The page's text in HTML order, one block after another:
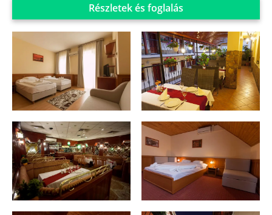
Részletek és foglalás